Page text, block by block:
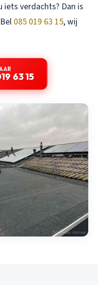
verdachts? Dan is
085 019 63 15, wij
63 15